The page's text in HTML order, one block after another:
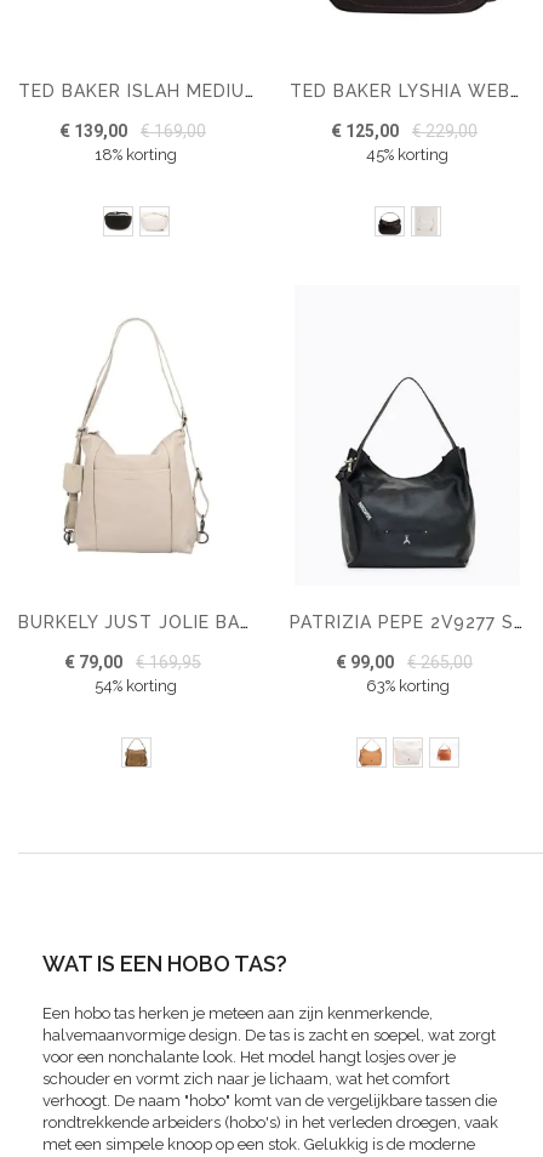
TED BAKER ISLAH MEDIUM HOBO
€ 139,00 € 169,00
18% korting
TED BAKER LYSHIA WEBBING LARGE LEATHER HOBO
€ 125,00 € 229,00
45% korting
BURKELY JUST JOLIE BACKPACK HOBO
€ 79,00 € 169,95
54% korting
PATRIZIA PEPE 2V9277 SCHOUDERTAS
€ 99,00 € 265,00
63% korting
WAT IS EEN HOBO TAS?
Een hobo tas herken je meteen aan zijn kenmerkende,
halvemaanvormige design. De tas is zacht en soepel, wat zorgt
voor een nonchalante look. Het model hangt losjes over je
schouder en vormt zich naar je lichaam, wat het comfort
verhoogt. De naam "hobo" komt van de vergelijkbare tassen die
rondtrekkende arbeiders (hobo's) in het verleden droegen, vaak
met een simpele knoop op een stok. Gelukkig is de moderne